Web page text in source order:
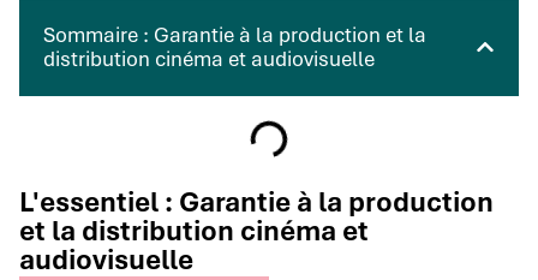
Sommaire : Garantie à la production et la
distribution cinéma et audiovisuelle
L'essentiel : Garantie à la production
et la distribution cinéma et
audiovisuelle